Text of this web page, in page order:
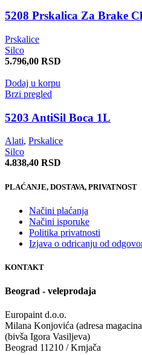
5208 Prskalica Za Brake
Prskalice
Silco
5.796,00 RSD
Dodaj u korpu
Brzi pregled
5203 AntiSil Boca 1L
Alati, Prskalice
Silco
4.838,40 RSD
PLAĆANJE, DOSTAVA, PRIVATNOST
Načini plaćanja
Načini isporuke
Politika privatnosti
Izjava o odricanju od
KONTAKT
Beograd - veleprodaja
Europaint d.o.o.
Milana Konjovića (adresa
(bivša Igora Vasiljeva)
Beograd 11210 / Krnjača